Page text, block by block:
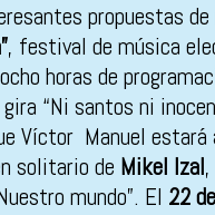
propuestas
, festival de música
horas de
“Ni santos ni
Víctor Manuel estará
solitario de Mikel Izal
mundo”. El 22